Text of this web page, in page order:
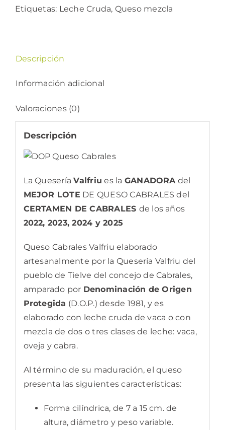
Etiquetas: Leche Cruda, Queso mezcla
Descripción
Información adicional
Valoraciones (0)
Descripción
La QueseríaValfriu es la GANADORAdel
MEJOR LOTE DE QUESO CABRALES del
CERTAMEN DE CABRALES de los años
2022, 2023, 2024 y 2025
Queso Cabrales Valfriu elaborado
artesanalmente por la Quesería Valfriu del
pueblo de Tielve del concejo de Cabrales,
amparado por Denominación de Origen
Protegida (D.O.P.) desde 1981, y es
elaborado con leche cruda de vaca o con
mezcla de dos o tres clases de leche: vaca,
oveja y cabra.
Al término de su maduración, el queso
presenta las siguientes características:
Forma cilíndrica, de 7 a 15 cm. de
altura, diámetro y peso variable.